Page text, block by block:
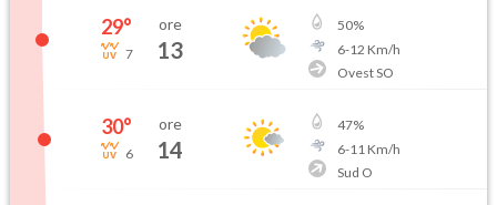
29°
7
ore
13
50%
6-12 Km/h
Ovest SO
30°
6
ore
14
47%
6-11 Km/h
Sud O